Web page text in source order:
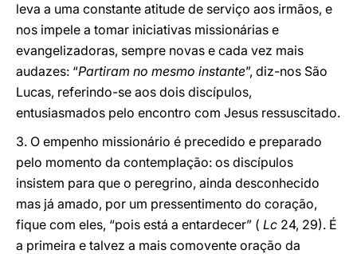
leva a uma constante atitude de serviço aos irmãos, e
nos impele a tomar iniciativas missionárias e
evangelizadoras, sempre novas e cada vez mais
audazes: “Partiram no mesmo instante”, diz-nos São
Lucas, referindo-se aos dois discípulos,
entusiasmados pelo encontro com Jesus ressuscitado.
3. O empenho missionário é precedido e preparado
pelo momento da contemplação: os discípulos
insistem para que o peregrino, ainda desconhecido
mas já amado, por um pressentimento do coração,
fique com eles, “pois está a entardecer” ( Lc 24, 29). É
a primeira e talvez a mais comovente oração da